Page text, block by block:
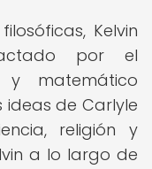
Kelvin
por el
y matemático
ideas de Carlyle
religión y
a lo largo de